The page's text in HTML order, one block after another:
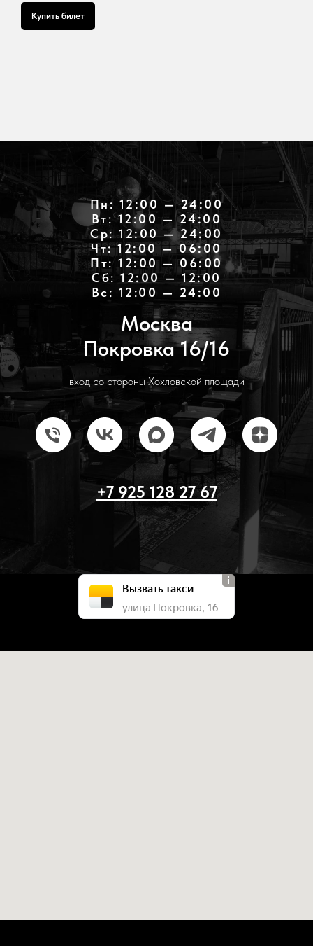
Купить билет
Пн: 12:00 — 24:00
Вт: 12:00 — 24:00
Ср: 12:00 — 24:00
Чт: 12:00 — 06:00
Пт: 12:00 — 06:00
Cб: 12:00 — 12:00
Вс: 12:0 0 — 24:00
Москва
Покровка 16/16
вход со стороны Хохловской площади
+7 925 128 27 67
Вызвать такси
улица Покровка, 16